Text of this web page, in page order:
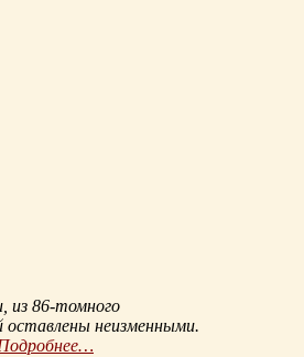
из 86-томного
оставлены неизменными.